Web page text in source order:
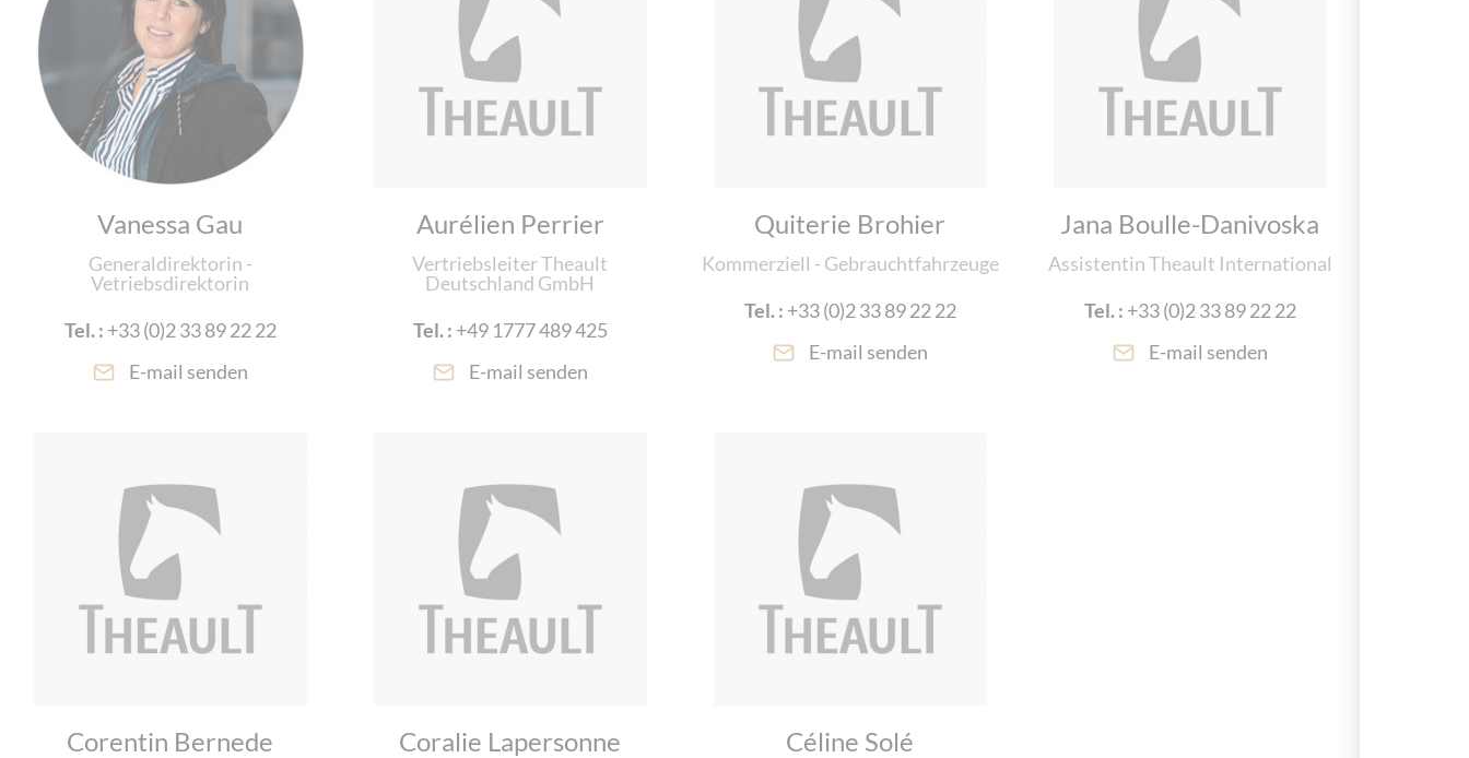
Vanessa Gau
Generaldirektorin -
Vetriebsdirektorin
Tel. : +33 (0)2 33 89 22 22
E-mail senden
Aurélien Perrier
Vertriebsleiter Theault
Deutschland GmbH
Tel. : +49 1777 489 425
E-mail senden
Quiterie Brohier
Kommerziell - Gebrauchtfahrzeuge
Tel. : +33 (0)2 33 89 22 22
E-mail senden
Jana Boulle-Danivoska
Assistentin Theault International
Tel. : +33 (0)2 33 89 22 22
E-mail senden
Corentin Bernede Coralie Lapersonne Céline Solé